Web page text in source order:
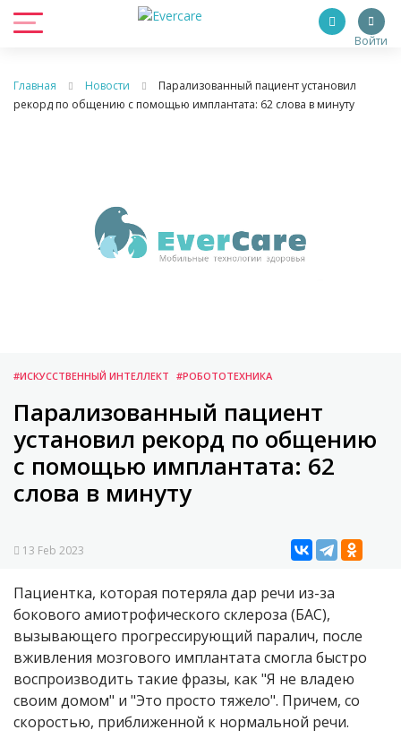
Войти
Главная Новости
Парализованный пациент установил
рекорд по общению с помощью имплантата: 62 слова в минуту
#ИСКУССТВЕННЫЙ ИНТЕЛЛЕКТ #РОБОТОТЕХНИКА
Парализованный пациент
установил рекорд по общению
с помощью имплантата: 62
слова в минуту
13 Feb 2023
Пациентка, которая потеряла дар речи из-за
бокового амиотрофического склероза (БАС),
вызывающего прогрессирующий паралич, после
вживления мозгового имплантата смогла быстро
воспроизводить такие фразы, как "Я не владею
своим домом" и "Это просто тяжело". Причем, со
скоростью, приближенной к нормальной речи.